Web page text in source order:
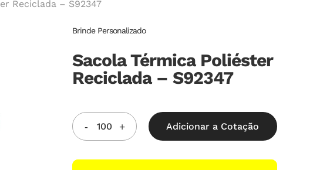
Reciclada – S92347
Brinde Personalizado
Sacola Térmica Poliéster
Reciclada – S92347
Adicionar a Cotação